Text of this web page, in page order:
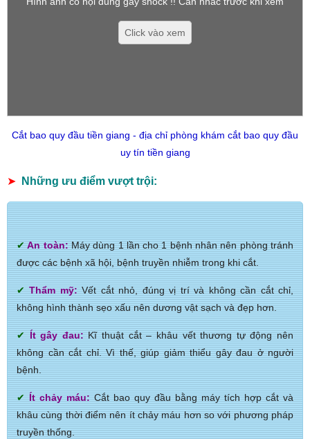
Click vào xem
Cắt bao quy đầu tiền giang - địa chỉ phòng khám cắt bao quy đầu
uy tín tiền giang
➤ Những ưu điểm vượt trội:
✔An toàn:Máy dùng 1 lần cho 1 bệnh nhân nên phòng tránh
được các bệnh xã hội, bệnh truyền nhiễm trong khi cắt.
✔Thẩm mỹ:Vết cắt nhỏ, đúng vị trí và không cần cắt chỉ,
không hình thành sẹo xấu nên dương vật sạch và đẹp hơn.
✔Ít gây đau:Kĩ thuật cắt – khâu vết thương tự động nên
không cần cắt chỉ. Vì thế, giúp giảm thiểu gây đau ở người
bệnh.
✔Ít chảy máu:Cắt bao quy đầu bằng máy tích hợp cắt và
khâu cùng thời điểm nên ít chảy máu hơn so với phương pháp
truyền thống.